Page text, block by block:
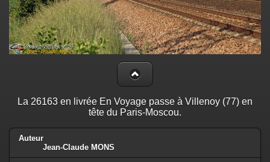
La 26163 en livrée En Voyage passe à Villenoy (77) en
tête du Paris-Moscou.
Auteur
Jean-Claude MONS